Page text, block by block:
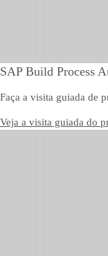
SAP Build Process
Faça a visita guiada de
Veja a visita guiada do